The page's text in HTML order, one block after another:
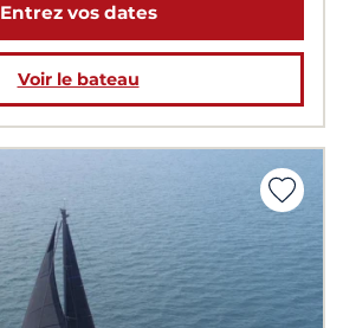
Entrez vos dates
Voir le bateau